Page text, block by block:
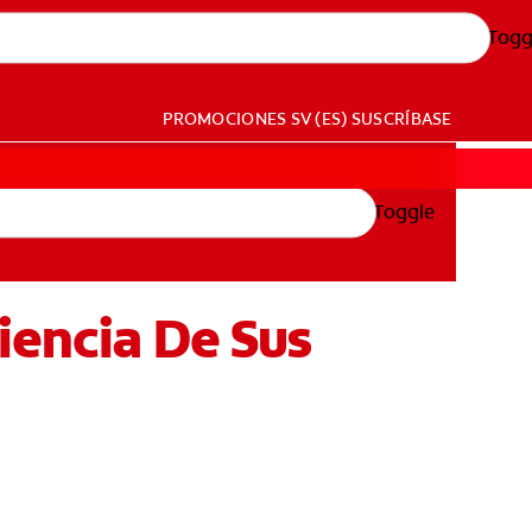
PROMOCIONES SV (ES) SUSCRÍBASE
Toggle
De Sus